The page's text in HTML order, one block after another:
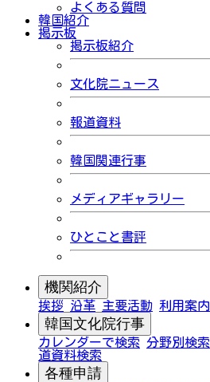
よくある質問
韓国紹介
掲示板
掲示板紹介
文化院ニュース
報道資料
韓国関連行事
メディアギャラリー
ひとこと書評
機関紹介
挨拶 沿革 主要活動 利用案内
韓国文化院行事
カレンダーで検索 分野別検索
道資料検索
各種申請